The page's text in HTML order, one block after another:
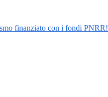
finanziato con i fondi PNRR!